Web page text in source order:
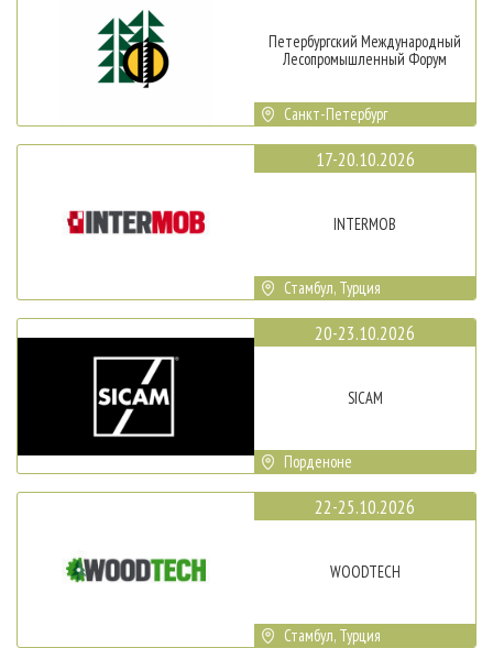
Петербургский Международный
Лесопромышленный Форум
Санкт-Петербург
17-20.10.2026
INTERMOB
Стамбул, Турция
20-23.10.2026
SICAM
Порденоне
22-25.10.2026
WOODTECH
Стамбул, Турция